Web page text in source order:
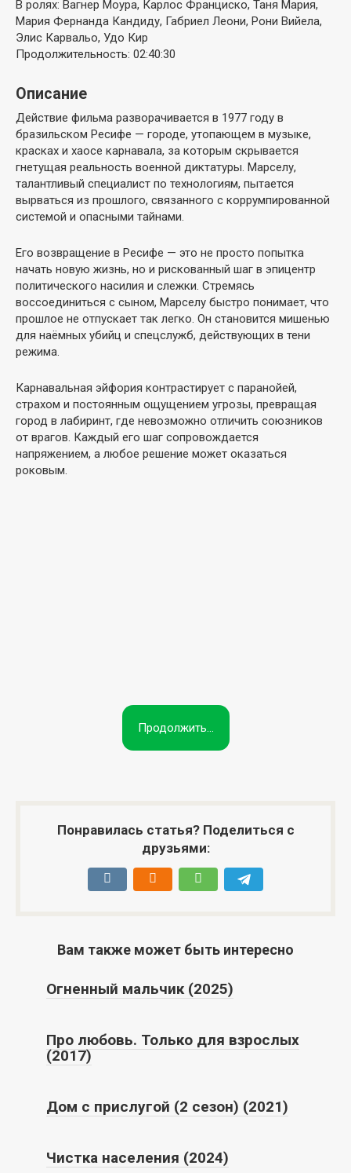
В ролях: Вагнер Моура, Карлос Франциско, Таня Мария,
Мария Фернанда Кандиду, Габриел Леони, Рони Вийела,
Элис Карвальо, Удо Кир
Продолжительность: 02:40:30
Описание
Действие фильма разворачивается в 1977 году в
бразильском Ресифе — городе, утопающем в музыке,
красках и хаосе карнавала, за которым скрывается
гнетущая реальность военной диктатуры. Марселу,
талантливый специалист по технологиям, пытается
вырваться из прошлого, связанного с коррумпированной
системой и опасными тайнами.
Его возвращение в Ресифе — это не просто попытка
начать новую жизнь, но и рискованный шаг в эпицентр
политического насилия и слежки. Стремясь
воссоединиться с сыном, Марселу быстро понимает, что
прошлое не отпускает так легко. Он становится мишенью
для наёмных убийц и спецслужб, действующих в тени
режима.
Карнавальная эйфория контрастирует с паранойей,
страхом и постоянным ощущением угрозы, превращая
город в лабиринт, где невозможно отличить союзников
от врагов. Каждый его шаг сопровождается
напряжением, а любое решение может оказаться
роковым.
Продолжить...
Понравилась статья? Поделиться с
друзьями:
Вам также может быть интересно
Огненный мальчик (2025)
Про любовь. Только для взрослых
(2017)
Дом с прислугой (2 сезон) (2021)
Чистка населения (2024)